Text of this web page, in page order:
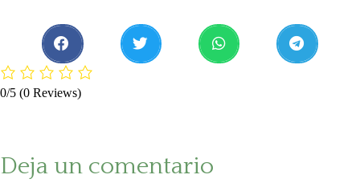
0/5 (0 Reviews)
Deja un comentario